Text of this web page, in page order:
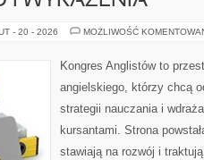
- 20 - 2026 MOŻLIWOŚĆ
Kongres Anglistów to
angielskiego, którzy chcą
strategii nauczania i
kursantami. Strona
stawiają na rozwój i